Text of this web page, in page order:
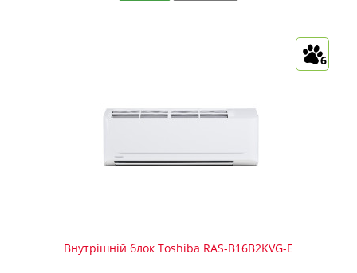
6
Внутрішній блок Toshiba RAS-B16B2KVG-E